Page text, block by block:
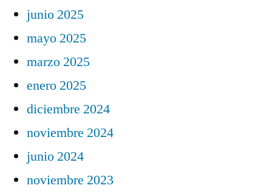
junio 2025
mayo 2025
marzo 2025
enero 2025
diciembre 2024
noviembre 2024
junio 2024
noviembre 2023